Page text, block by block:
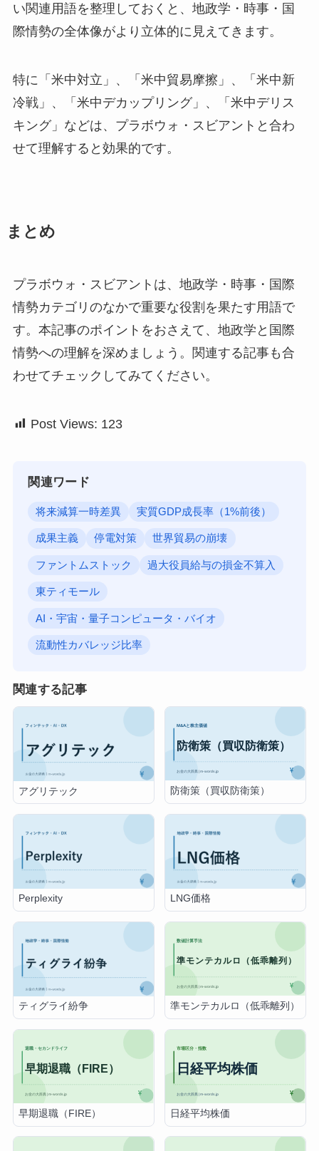
い関連用語を整理しておくと、地政学・時事・国
際情勢の全体像がより立体的に見えてきます。
特に「米中対立」、「米中貿易摩擦」、「米中新
冷戦」、「米中デカップリング」、「米中デリス
キング」などは、プラボウォ・スビアントと合わ
せて理解すると効果的です。
まとめ
プラボウォ・スビアントは、地政学・時事・国際
情勢カテゴリのなかで重要な役割を果たす用語で
す。本記事のポイントをおさえて、地政学と国際
情勢への理解を深めましょう。関連する記事も合
わせてチェックしてみてください。
Post Views: 123
関連ワード
将来減算一時差異 実質GDP成長率（1%前後）
成果主義 停電対策 世界貿易の崩壊
ファントムストック 過大役員給与の損金不算入
東ティモール
AI・宇宙・量子コンピュータ・バイオ
流動性カバレッジ比率
関連する記事
アグリテック 防衛策（買収防衛策）
Perplexity LNG価格
ティグライ紛争 準モンテカルロ（低乖離列）
早期退職（FIRE） 日経平均株価